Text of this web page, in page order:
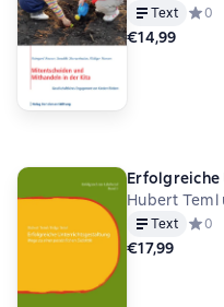
Text 0
€14,99
Hubert
Text 0
€17,99